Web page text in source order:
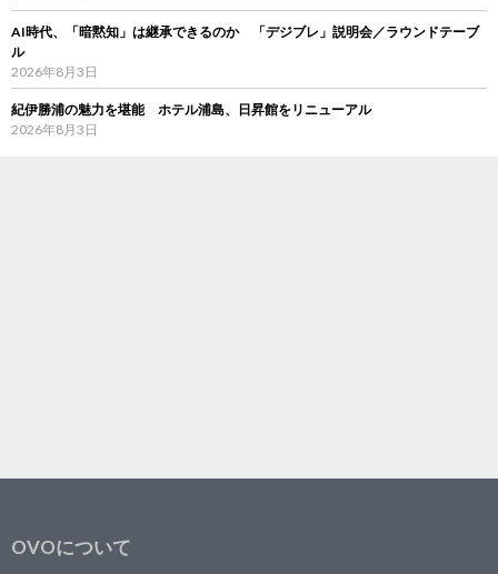
AI時代、「暗黙知」は継承できるのか 「デジブレ」説明会／ラウンドテーブ
ル
2026年8月3日
紀伊勝浦の魅力を堪能 ホテル浦島、日昇館をリニューアル
2026年8月3日
OVOについて